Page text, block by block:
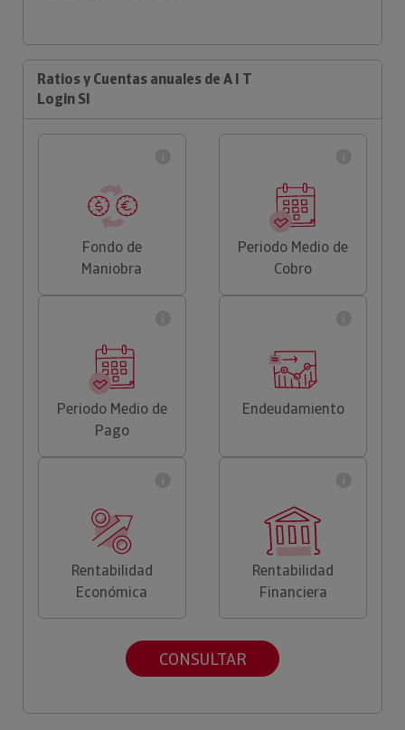
Ratios y Cuentas anuales de A I T
Login Sl
Fondo de
Maniobra
Periodo Medio de
Cobro
Periodo Medio de
Pago
Endeudamiento
Rentabilidad
Económica
Rentabilidad
Financiera
CONSULTAR